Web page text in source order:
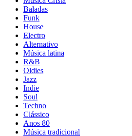
Baladas
Funk
House
Electro
Alternativo
Música latina
R&B
Oldies
Jazz
Indie
Soul
Techno
Clássico
Anos 80
Música tradicional